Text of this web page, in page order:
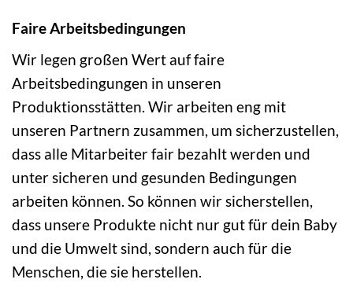
Faire Arbeitsbedingungen
Wir legen großen Wert auf faire
Arbeitsbedingungen in unseren
Produktionsstätten. Wir arbeiten eng mit
unseren Partnern zusammen, um sicherzustellen,
dass alle Mitarbeiter fair bezahlt werden und
unter sicheren und gesunden Bedingungen
arbeiten können. So können wir sicherstellen,
dass unsere Produkte nicht nur gut für dein Baby
und die Umwelt sind, sondern auch für die
Menschen, die sie herstellen.